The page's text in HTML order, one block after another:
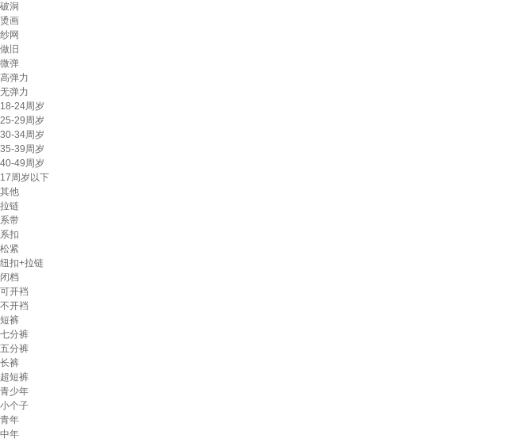
破洞
烫画
纱网
做旧
微弹
高弹力
无弹力
18-24周岁
25-29周岁
30-34周岁
35-39周岁
40-49周岁
17周岁以下
其他
拉链
系带
系扣
松紧
纽扣+拉链
闭档
可开裆
不开裆
短裤
七分裤
五分裤
长裤
超短裤
青少年
小个子
青年
中年